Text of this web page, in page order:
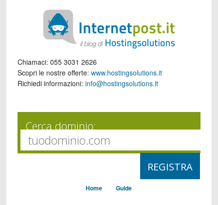
Chiamaci: 055 3031 2626
Scopri le nostre offerte: www.hostingsolutions.it
Richiedi informazioni: info@hostingsolutions.it
Cerca dominio:
Home Guide